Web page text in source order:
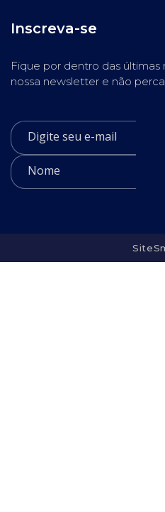
Inscreva-se
Fique por dentro das últimas
nossa newsletter e não